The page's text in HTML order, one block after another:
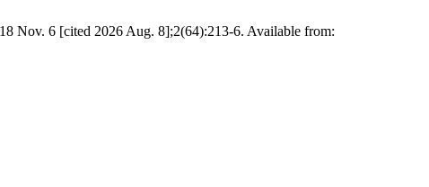
[cited 2026 Aug. 8];2(64):213-6. Available from: